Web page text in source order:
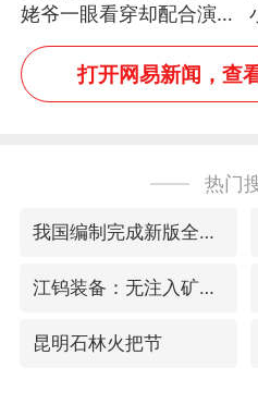
姥爷一眼看穿却配合演出
网友：姥爷的演技我打满
分
打开网易新闻，查
热门
我国编制完成新版全月地质图
江钨装备：无注入矿山资产安排
昆明石林火把节